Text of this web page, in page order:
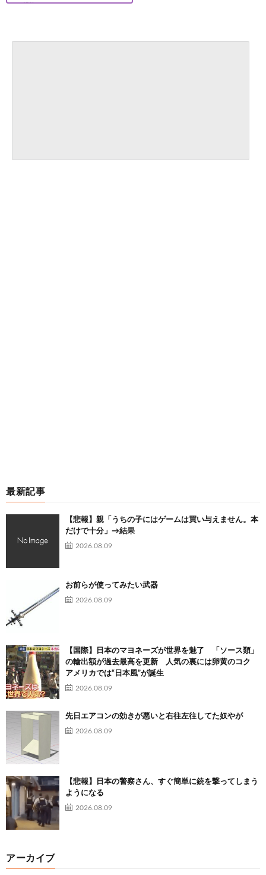
最新記事
【悲報】親「うちの子にはゲームは買い与えません。本
だけで十分」→結果
2026.08.09
お前らが使ってみたい武器
2026.08.09
【国際】日本のマヨネーズが世界を魅了 「ソース類」
の輸出額が過去最高を更新 人気の裏には卵黄のコク
アメリカでは“日本風”が誕生
2026.08.09
先日エアコンの効きが悪いと右往左往してた奴やが
2026.08.09
【悲報】日本の警察さん、すぐ簡単に銃を撃ってしまう
ようになる
2026.08.09
アーカイブ